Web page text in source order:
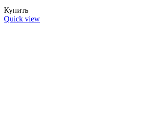
Купить
Quick view